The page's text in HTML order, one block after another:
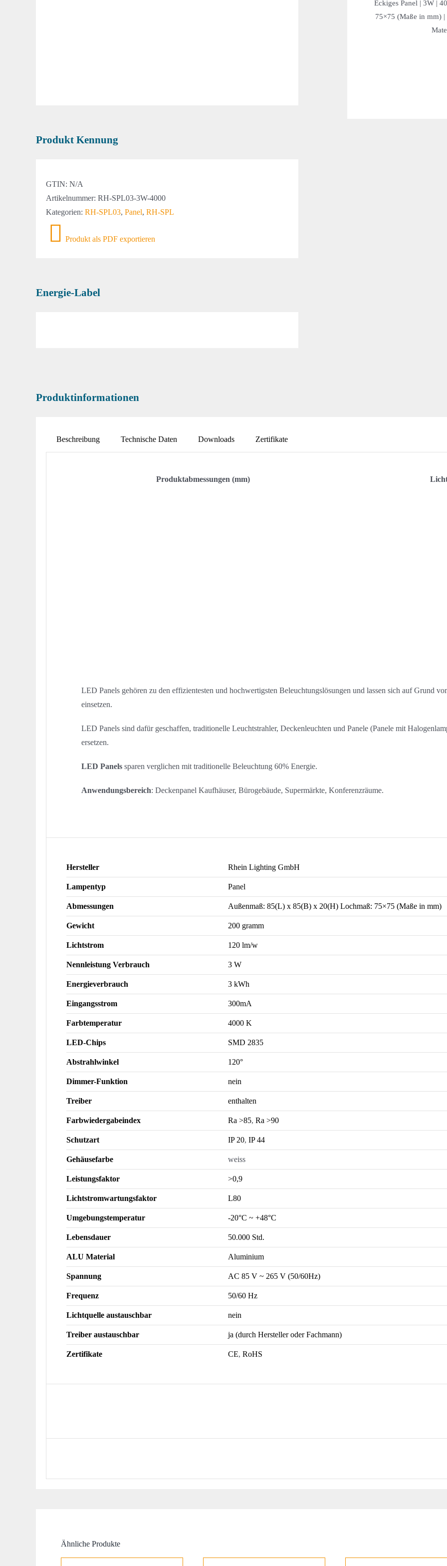
Produkt Kennung
GTIN: N/A
Artikelnummer: RH-SPL03-3W-4000
Kategorien: RH-SPL03, Panel, RH-SPL
Produkt als PDF exportieren
Energie-Label
Eckiges Panel | 3W |
75×75 (Maße in mm)
Produktinformationen
Beschreibung Technische Daten Downloads Zertifikate
Produktabmessungen (mm)
LED Panels gehören zu den effizientesten und hochwertigsten Beleuchtungslösungen und lassen sich auf Grund
einsetzen.
LED Panels sind dafür geschaffen, traditionelle Leuchtstrahler, Deckenleuchten und Panele (Panele mit
ersetzen.
LED Panelssparen verglichen mit traditionelle Beleuchtung 60% Energie.
Anwendungsbereich: Deckenpanel Kaufhäuser, Bürogebäude, Supermärkte, Konferenzräume.
Hersteller Rhein Lighting GmbH
Lampentyp Panel
Abmessungen Außenmaß: 85(L) x 85(B) x 20(H) Lochmaß: 75×75 (Maße in mm)
Gewicht 200 gramm
Lichtstrom 120 lm/w
Nennleistung Verbrauch 3 W
Energieverbrauch 3 kWh
Eingangsstrom 300mA
Farbtemperatur 4000 K
LED-Chips SMD 2835
Abstrahlwinkel 120°
Dimmer-Funktion nein
Treiber enthalten
Farbwiedergabeindex Ra >85, Ra >90
Schutzart IP 20, IP 44
Gehäusefarbe weiss
Leistungsfaktor >0,9
Lichtstromwartungsfaktor L80
Umgebungstemperatur -20°C ~ +48°C
Lebensdauer 50.000 Std.
ALU Material Aluminium
Spannung AC 85 V ~ 265 V (50/60Hz)
Frequenz 50/60 Hz
Lichtquelle austauschbar nein
Treiber austauschbar ja (durch Hersteller oder Fachmann)
Zertifikate CE, RoHS
Ähnliche Produkte